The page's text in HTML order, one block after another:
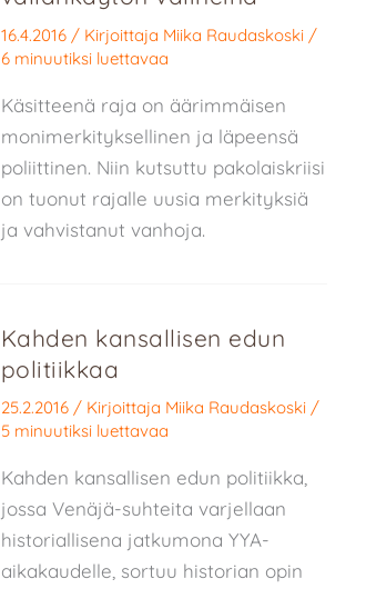
16.4.2016 / Kirjoittaja Miika Raudaskoski/
6 minuutiksi luettavaa
Käsitteenä raja on äärimmäisen
monimerkityksellinen ja läpeensä
poliittinen. Niin kutsuttu pakolaiskriisi
on tuonut rajalle uusia merkityksiä
ja vahvistanut vanhoja.
Kahden kansallisen edun
politiikkaa
25.2.2016 / Kirjoittaja Miika Raudaskoski/
5 minuutiksi luettavaa
Kahden kansallisen edun politiikka,
jossa Venäjä-suhteita varjellaan
historiallisena jatkumona YYA-
aikakaudelle, sortuu historian opin